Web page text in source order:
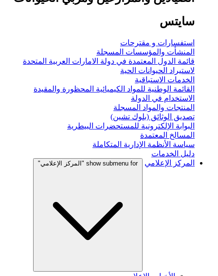
سايتس
استفسارات و مقترحات
المنشأت والمؤسسات المسجلة
قائمة الدول المعتمدة في دولة الامارات العربية المتحدة
لاستيراد الحيوانات الحية
الخدمات الاستباقية
القائمة الوطنية للمواد الكيميائية المحظورة والمقيدة
الاستخدام في الدولة
المنتجات والمواد المسجلة
تصديق الوثائق (بلوك تشين)
البوابة الإلكترونية للمستحضرات البيطرية
المسالخ المعتمدة
سياسة الأنظمة الإدارية المتكاملة
دليل الخدمات
المركز الإعلامي
show submenu for "المركز الإعلامي"